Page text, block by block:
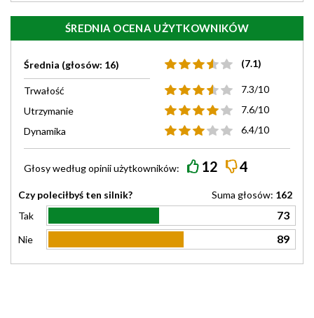
ŚREDNIA OCENA UŻYTKOWNIKÓW
Średnia (głosów: 16) (7.1)
Trwałość
7.3/10
Utrzymanie
7.6/10
Dynamika
6.4/10
Głosy wedługopiniiużytkowników: 12 4
Czy poleciłbyś ten silnik? Suma głosów: 162
Tak
73
Nie 89